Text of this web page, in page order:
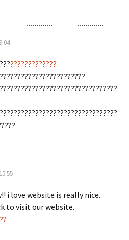
?????????????
i love website is really nice.
to visit our website.